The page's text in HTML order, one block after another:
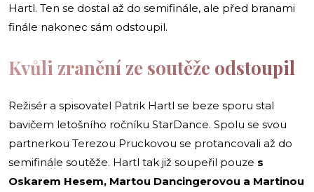
Hartl. Ten se dostal až do semifinále, ale před branami
finále nakonec sám odstoupil.
Kvůli zranění ze soutěže odstoupil
Režisér a spisovatel Patrik Hartl se beze sporu stal
bavičem letošního ročníku StarDance. Spolu se svou
partnerkou Terezou Pruckovou se protancovali až do
semifinále soutěže. Hartl tak již soupeřil pouze s
Oskarem Hesem, Martou Dancingerovou a Martinou